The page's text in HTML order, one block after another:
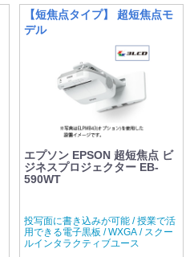
【短焦点タイプ】 超短焦点モ
デル
エプソン EPSON 超短焦点 ビ
ジネスプロジェクター EB-
590WT
投写面に書き込みが可能 / 授業で活
用できる電子黒板 / WXGA / スクー
ルインタラクティブユース